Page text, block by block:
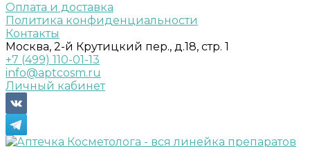
Оплата и доставка
Политика конфиденциальности
Контакты
Москва, 2-й Крутицкий пер., д.18, стр. 1
+7 (499) 110-01-13
info@aptcosm.ru
Личный кабинет